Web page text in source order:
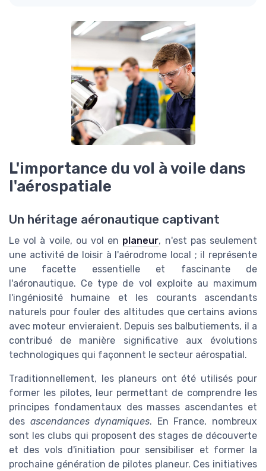
L'importance du vol à voile dans
l'aérospatiale
Un héritage aéronautique captivant
Le vol à voile, ou vol en planeur, n'est pas seulement
une activité de loisir à l'aérodrome local ; il représente
une facette essentielle et fascinante de
l'aéronautique. Ce type de vol exploite au maximum
l'ingéniosité humaine et les courants ascendants
naturels pour fouler des altitudes que certains avions
avec moteur envieraient. Depuis ses balbutiements, il a
contribué de manière significative aux évolutions
technologiques qui façonnent le secteur aérospatial.
Traditionnellement, les planeurs ont été utilisés pour
former les pilotes, leur permettant de comprendre les
principes fondamentaux des masses ascendantes et
des ascendances dynamiques. En France, nombreux
sont les clubs qui proposent des stages de découverte
et des vols d'initiation pour sensibiliser et former la
prochaine génération de pilotes planeur. Ces initiatives